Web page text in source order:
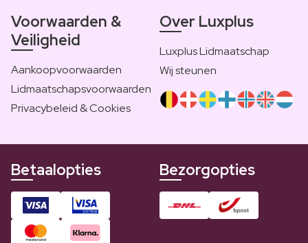
Voorwaarden &
Veiligheid
Aankoopvoorwaarden
Lidmaatschapsvoorwaarden
Privacybeleid & Cookies
Over Luxplus
Luxplus Lidmaatschap
Wij steunen
Betaalopties Bezorgopties